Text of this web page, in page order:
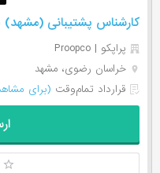
کارشناس پشتیبانی (مشهد)
پراپکو | Proopco
خراسان رضوی، مشهد
قرارداد تمام‌وقت (برای